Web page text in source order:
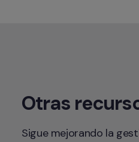
Otras
Sigue mejorando la